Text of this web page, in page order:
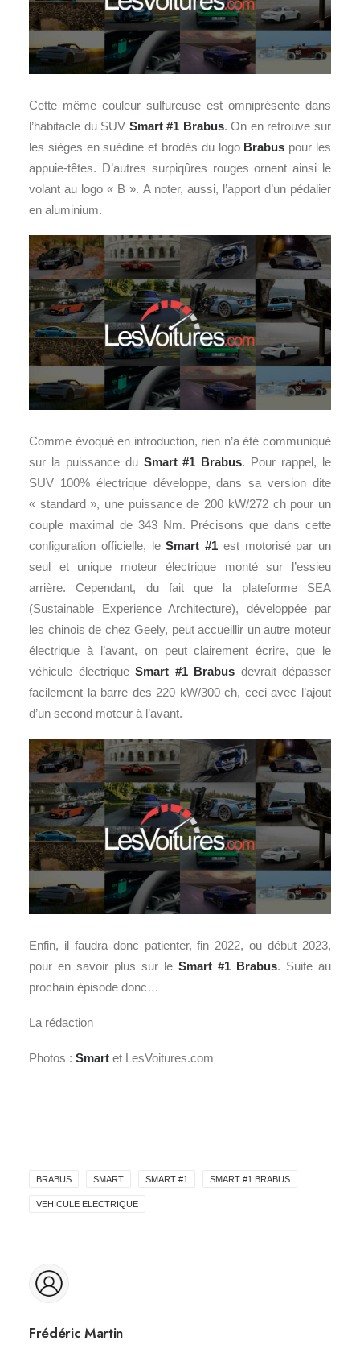
Cette même couleur sulfureuse est omniprésente dans
l’habitacle du SUV Smart #1 Brabus. On en retrouve sur
les sièges en suédine et brodés du logo Brabus pour les
appuie-têtes. D’autres surpiqûres rouges ornent ainsi le
volant au logo « B ». A noter, aussi, l’apport d’un pédalier
en aluminium.
Comme évoqué en introduction, rien n’a été communiqué
sur la puissance du Smart #1 Brabus. Pour rappel, le
SUV 100% électrique développe, dans sa version dite
« standard », une puissance de 200 kW/272 ch pour un
couple maximal de 343 Nm. Précisons que dans cette
configuration officielle, leSmart #1 est motorisé par un
seul et unique moteur électrique monté sur l’essieu
arrière. Cependant, du fait que la plateforme SEA
(Sustainable Experience Architecture), développée par
les chinois de chez Geely, peut accueillir un autre moteur
électrique à l’avant, on peut clairement écrire, que le
véhicule électrique Smart #1 Brabus devrait dépasser
facilement la barre des 220 kW/300 ch, ceci avec l’ajout
d’un second moteur à l’avant.
Enfin, il faudra donc patienter, fin 2022, ou début 2023,
pour en savoir plus sur le Smart #1 Brabus. Suite au
prochain épisode donc…
La rédaction
Photos : Smart et LesVoitures.com
BRABUS SMART SMART #1 SMART #1 BRABUS
VEHICULE ELECTRIQUE
Frédéric Martin